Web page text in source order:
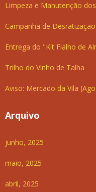
Limpeza e Manutenção
Campanha de
Entrega do "Kit Fialho de
Trilho do Vinho de Talha
Aviso: Mercado da Vila
Arquivo
junho, 2025
maio, 2025
abril, 2025